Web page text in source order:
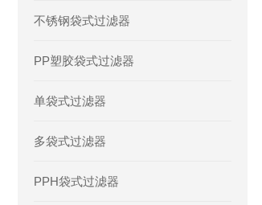
不锈钢袋式过滤器
PP塑胶袋式过滤器
单袋式过滤器
多袋式过滤器
PPH袋式过滤器